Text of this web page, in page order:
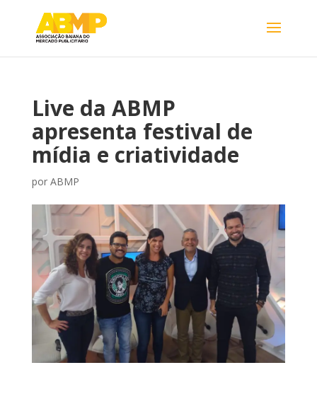
Live da ABMP
apresenta festival de
mídia e criatividade
por ABMP